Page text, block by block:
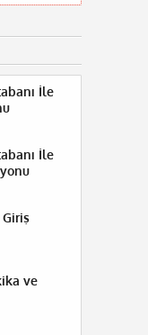
İle
İle
Giriş
ve